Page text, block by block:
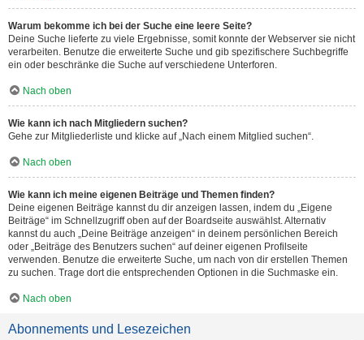
Warum bekomme ich bei der Suche eine leere Seite?
Deine Suche lieferte zu viele Ergebnisse, somit konnte der Webserver sie nicht
verarbeiten. Benutze die erweiterte Suche und gib spezifischere Suchbegriffe
ein oder beschränke die Suche auf verschiedene Unterforen.
Nach oben
Wie kann ich nach Mitgliedern suchen?
Gehe zur Mitgliederliste und klicke auf „Nach einem Mitglied suchen“.
Nach oben
Wie kann ich meine eigenen Beiträge und Themen finden?
Deine eigenen Beiträge kannst du dir anzeigen lassen, indem du „Eigene
Beiträge“ im Schnellzugriff oben auf der Boardseite auswählst. Alternativ
kannst du auch „Deine Beiträge anzeigen“ in deinem persönlichen Bereich
oder „Beiträge des Benutzers suchen“ auf deiner eigenen Profilseite
verwenden. Benutze die erweiterte Suche, um nach von dir erstellen Themen
zu suchen. Trage dort die entsprechenden Optionen in die Suchmaske ein.
Nach oben
Abonnements und Lesezeichen